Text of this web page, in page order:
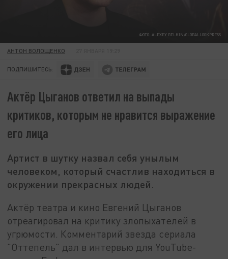
ФОТО: ALEXEY BELKIN/GLOBALLOOKPRESS
АНТОН ВОЛОЩЕНКО
ПОДПИШИТЕСЬ:
Актёр Цыганов ответил на выпады
критиков, которым не нравится выражение
его лица
Артист в шутку назвал себя унылым
человеком, который счастлив находиться в
окружении прекрасных людей.
Актёр театра и кино Евгений Цыганов
отреагировал на критику злопыхателей в
угрюмости. Комментарий звезда сериала
"Оттепель" дал в интервью для YouTube-